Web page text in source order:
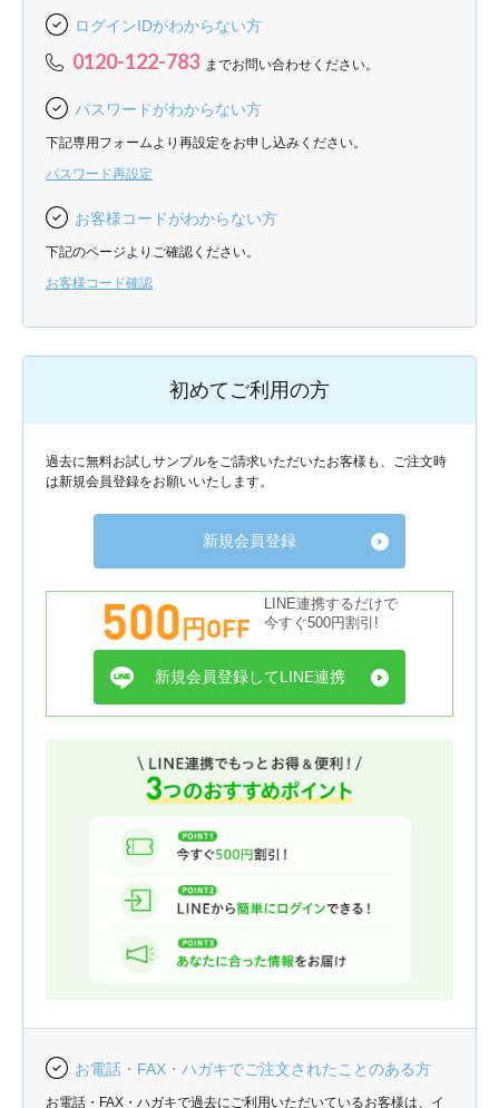
ログインIDがわからない方
0120-122-783 までお問い合わせください。
パスワードがわからない方
下記専用フォームより再設定をお申し込みください。
パスワード再設定
お客様コードがわからない方
下記のページよりご確認ください。
お客様コード確認
初めてご利用の方
過去に無料お試しサンプルをご請求いただいたお客様も、ご注文時
は新規会員登録をお願いいたします。
新規会員登録
500円OFF
LINE連携するだけで
今すぐ500円割引!
新規会員登録してLINE連携
お電話・FAX・ハガキでご注文されたことのある方
お電話・FAX・ハガキで過去にご利用いただいているお客様は、イ